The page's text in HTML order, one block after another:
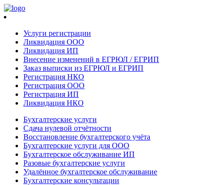
Услуги регистрации
Ликвидация ООО
Ликвидация ИП
Внесение изменений в ЕГРЮЛ / ЕГРИП
Заказ выписки из ЕГРЮЛ и ЕГРИП
Регистрация НКО
Регистрация ООО
Регистрация ИП
Ликвидация НКО
Бухгалтерские услуги
Сдача нулевой отчётности
Восстановление бухгалтерского учёта
Бухгалтерские услуги для ООО
Бухгалтерское обслуживание ИП
Разовые бухгалтерские услуги
Удалённое бухгалтерское обслуживание
Бухгалтерские консультации